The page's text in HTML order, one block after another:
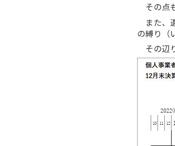
その点
また、
の縛り（
その辺